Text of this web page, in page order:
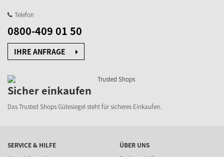
Telefon
0800-409 01 50
IHRE ANFRAGE
Sicher einkaufen
Das Trusted Shops Gütesiegel steht für sicheres Einkaufen.
SERVICE & HILFE
ÜBER UNS